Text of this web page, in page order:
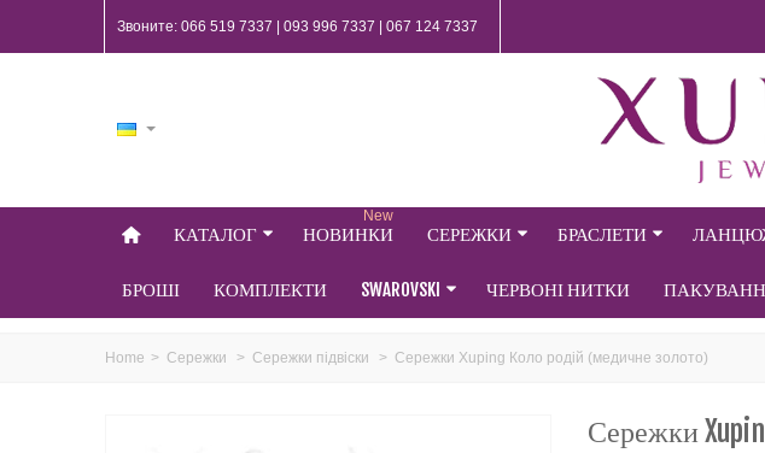
Звоните: 066 519 7337 | 093 996 7337 | 067 124 7337
КАТАЛОГ НОВИНКИ
New
СЕРЕЖКИ БРАСЛЕТИ
БРОШІ КОМПЛЕКТИ SWAROVSKI ЧЕРВОНІ НИТКИ
Home > Сережки > Сережки підвіски > Сережки Xuping Коло родій (медичне золото)
Сережки